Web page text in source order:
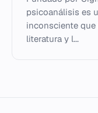
psicoanálisis es
inconsciente
literatura y l...